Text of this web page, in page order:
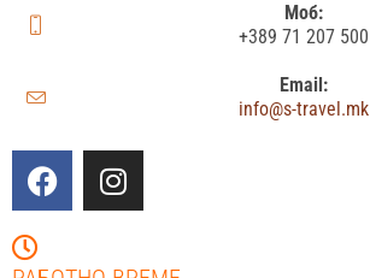
Моб:
+389 71 207 500
Email:
info@s-travel.mk